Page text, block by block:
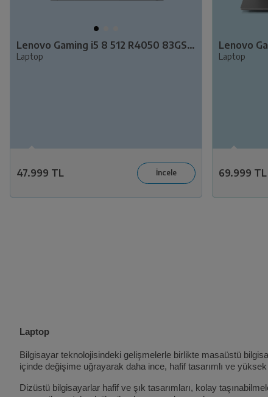
Lenovo Gaming i5 8 512 R4050 83GS00L7TR
Laptop
47.999 TL
Laptop
69.999 TL
Laptop
Bilgisayar teknolojisindeki gelişmelerle birlikte masaüstü
içinde değişime uğrayarak daha ince, hafif tasarımlı ve
Dizüstü bilgisayarlar hafif ve şık tasarımları, kolay